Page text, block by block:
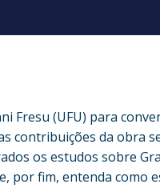
Fresu (UFU) para
contribuições da obra
os estudos sobre
por fim, entenda como